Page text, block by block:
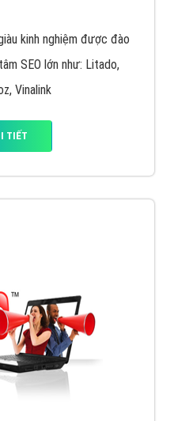
kinh nghiệm được đào
SEO lớn như: Litado,
Vinalink
TIẾT